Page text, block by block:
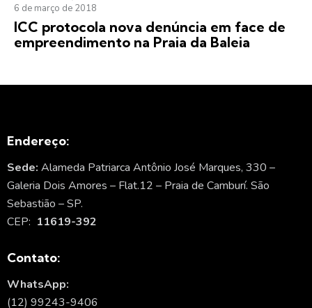
6 de março de 2018
ICC protocola nova denúncia em face de
empreendimento na Praia da Baleia
Endereço:
Sede: Alameda Patriarca Antônio José Marques, 330 –
Galeria Dois Amores – Flat.12 – Praia de Camburí. São
Sebastião – SP.
CEP: 11619-392
Contato:
WhatsApp:
(12) 99243-9406